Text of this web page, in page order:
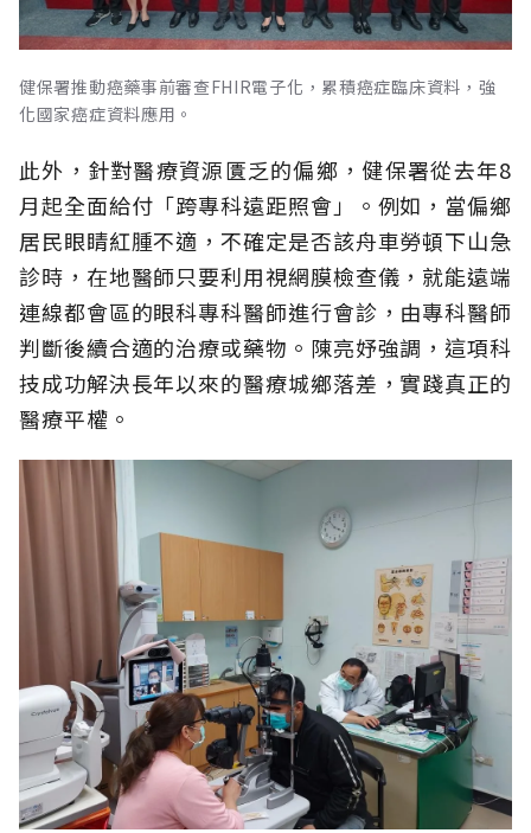
健保署推動癌藥事前審查FHIR電子化，累積癌症臨床資料，強
化國家癌症資料應用。
此外，針對醫療資源匱乏的偏鄉，健保署從去年8
月起全面給付「跨專科遠距照會」。例如，當偏鄉
居民眼睛紅腫不適，不確定是否該舟車勞頓下山急
診時，在地醫師只要利用視網膜檢查儀，就能遠端
連線都會區的眼科專科醫師進行會診，由專科醫師
判斷後續合適的治療或藥物。陳亮妤強調，這項科
技成功解決長年以來的醫療城鄉落差，實踐真正的
醫療平權。